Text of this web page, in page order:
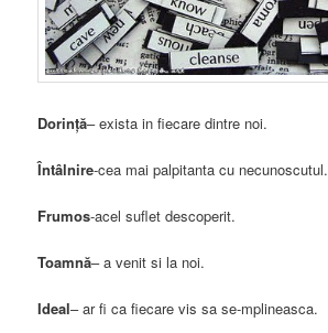
Dorinţă– exista in fiecare dintre noi.
Întâlnire-cea mai palpitanta cu necunoscutul.
Frumos-acel suflet descoperit.
Toamnă– a venit si la noi.
Ideal– ar fi ca fiecare vis sa se-mplineasca.